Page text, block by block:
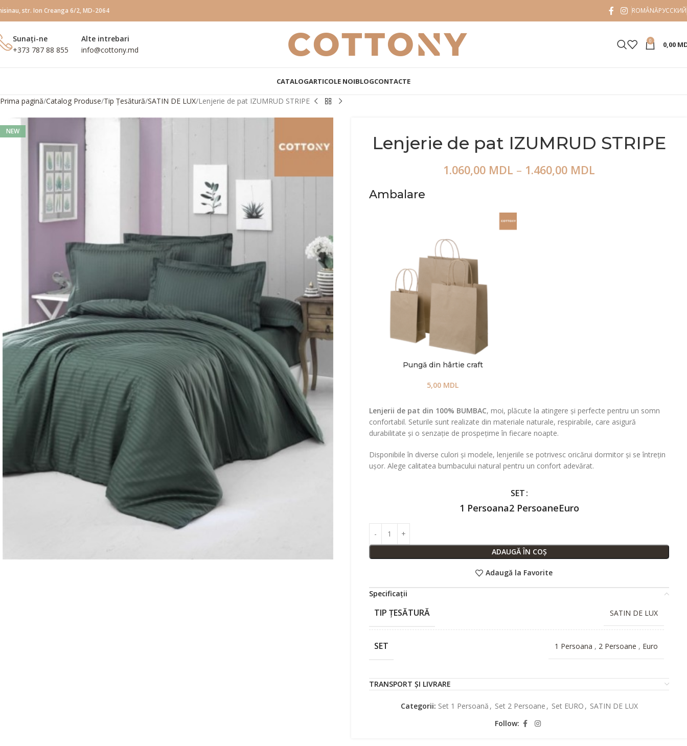
str. Ion Creanga 6/2, MD-2064 ROMÂNĂРУССКИЙ
Sunați-ne
+373 787 88 855
Alte intrebari
info@сottony.md
0 0,00
CATALOGARTICOLE NOIBLOGCONTACTE
Prima pagină Catalog Produse Tip Țesătură SATIN DE LUX Lenjerie de pat IZUMRUD STRIPE
NEW
Lenjerie de pat IZUMRUD STRIPE
1.060,00 MDL – 1.460,00 MDL
Ambalare
Pungă din hârtie craft
5,00 MDL
Lenjerii de pat din 100% BUMBAC, moi, plăcute la atingere și perfecte pentru un somn
confortabil. Seturile sunt realizate din materiale naturale, respirabile, care asigură
durabilitate și o senzație de prospețime în fiecare noapte.
Disponibile în diverse culori și modele, lenjeriile se potrivesc oricărui dormitor și se întrețin
ușor. Alege calitatea bumbacului natural pentru un confort adevărat.
SET
1 Persoana2 PersoaneEuro
ADAUGĂ ÎN COȘ
Adaugă la Favorite
Specificații
TIP ȚESĂTURĂ SATIN DE LUX
SET 1 Persoana , 2 Persoane , Euro
TRANSPORT ȘI LIVRARE
Categorii: Set 1 Persoană , Set 2 Persoane , Set EURO , SATIN DE LUX
Follow: